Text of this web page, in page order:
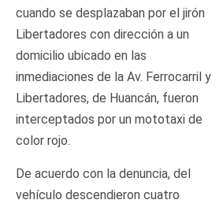
cuando se desplazaban por el jirón
Libertadores con dirección a un
domicilio ubicado en las
inmediaciones de la Av. Ferrocarril y
Libertadores, de Huancán, fueron
interceptados por un mototaxi de
color rojo.
De acuerdo con la denuncia, del
vehículo descendieron cuatro